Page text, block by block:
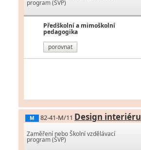
program (ŠVP)
Předškolní a mimoškolní
pedagogika
porovnat
M 82-41-M/11 Design interiéru
Zaměření nebo Školní vzdělávací
program (ŠVP)